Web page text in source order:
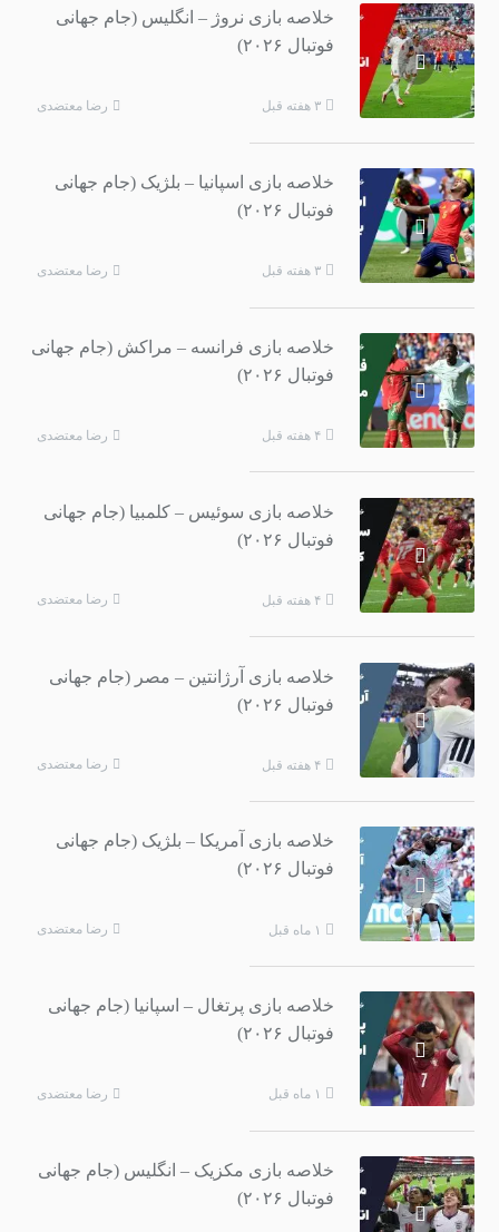
خلاصه بازی نروژ – انگلیس (جام جهانی
فوتبال ۲۰۲۶)
۳ هفته قبل رضا معتضدی
خلاصه بازی اسپانیا – بلژیک (جام جهانی
فوتبال ۲۰۲۶)
۳ هفته قبل رضا معتضدی
خلاصه بازی فرانسه – مراکش (جام جهانی
فوتبال ۲۰۲۶)
۴ هفته قبل رضا معتضدی
خلاصه بازی سوئیس – کلمبیا (جام جهانی
فوتبال ۲۰۲۶)
۴ هفته قبل رضا معتضدی
خلاصه بازی آرژانتین – مصر (جام جهانی
فوتبال ۲۰۲۶)
۴ هفته قبل رضا معتضدی
خلاصه بازی آمریکا – بلژیک (جام جهانی
فوتبال ۲۰۲۶)
۱ ماه قبل رضا معتضدی
خلاصه بازی پرتغال – اسپانیا (جام جهانی
فوتبال ۲۰۲۶)
۱ ماه قبل رضا معتضدی
خلاصه بازی مکزیک – انگلیس (جام جهانی
فوتبال ۲۰۲۶)